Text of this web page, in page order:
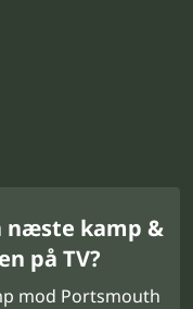
næste kamp &
på TV?
mod Portsmouth